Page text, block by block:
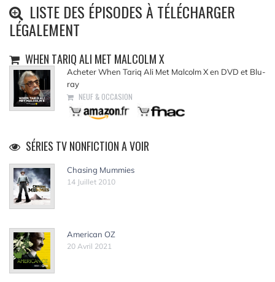
LISTE DES ÉPISODES À TÉLÉCHARGER
LÉGALEMENT
WHEN TARIQ ALI MET MALCOLM X
Acheter When Tariq Ali Met Malcolm X en DVD et Blu-
ray
NEUF & OCCASION
SÉRIES TV NONFICTION A VOIR
Chasing Mummies
14 Juillet 2010
American OZ
20 Avril 2021